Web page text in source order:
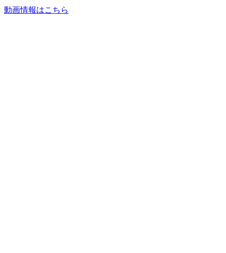
動画情報はこちら